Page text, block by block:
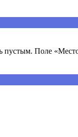
пустым. Поле